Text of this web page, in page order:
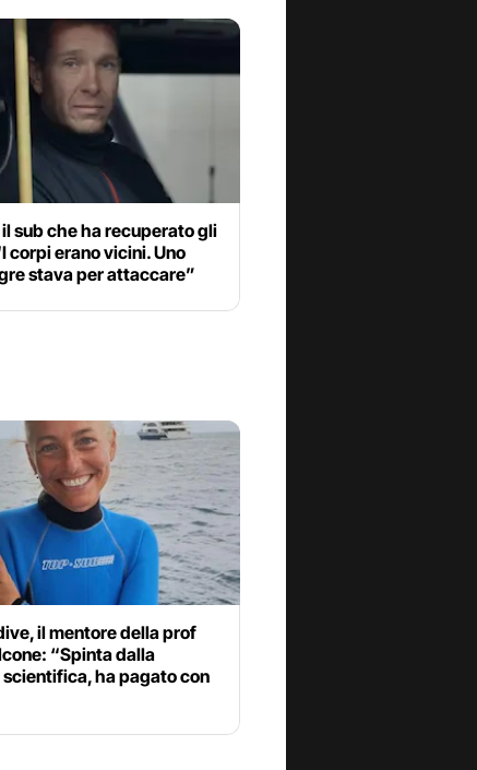
sub che ha recuperato gli
corpi erano vicini. Uno
stava per attaccare”
il mentore della prof
“Spinta dalla
ha pagato con